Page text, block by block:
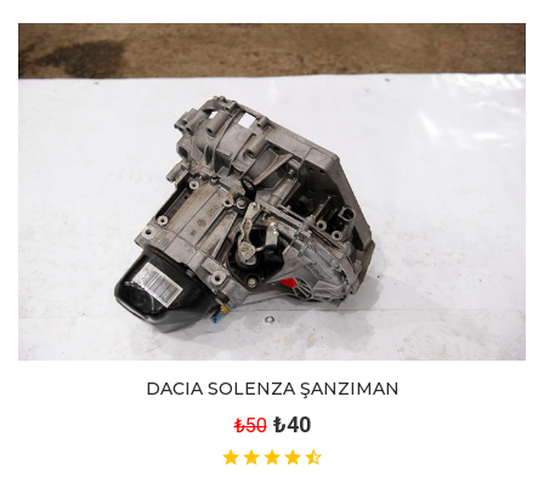
DACIA SOLENZA ŞANZIMAN
₺50 ₺40